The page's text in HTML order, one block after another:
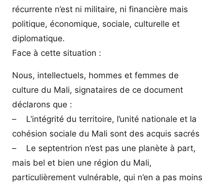
récurrente n’est ni militaire, ni financière mais
politique, économique, sociale, culturelle et
diplomatique.
Face à cette situation :
Nous, intellectuels, hommes et femmes de
culture du Mali, signataires de ce document
déclarons que :
– L’intégrité du territoire, l’unité nationale et la
cohésion sociale du Mali sont des acquis sacrés
– Le septentrion n’est pas une planète à part,
mais bel et bien une région du Mali,
particulièrement vulnérable, qui n’en a pas moins